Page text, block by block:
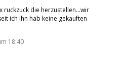
ruckzuck die herzustellen...wir
ich ihn hab keine gekauften
18:40